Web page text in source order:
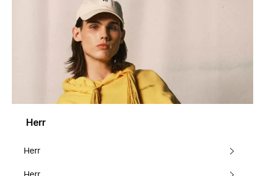
Herr
Herr